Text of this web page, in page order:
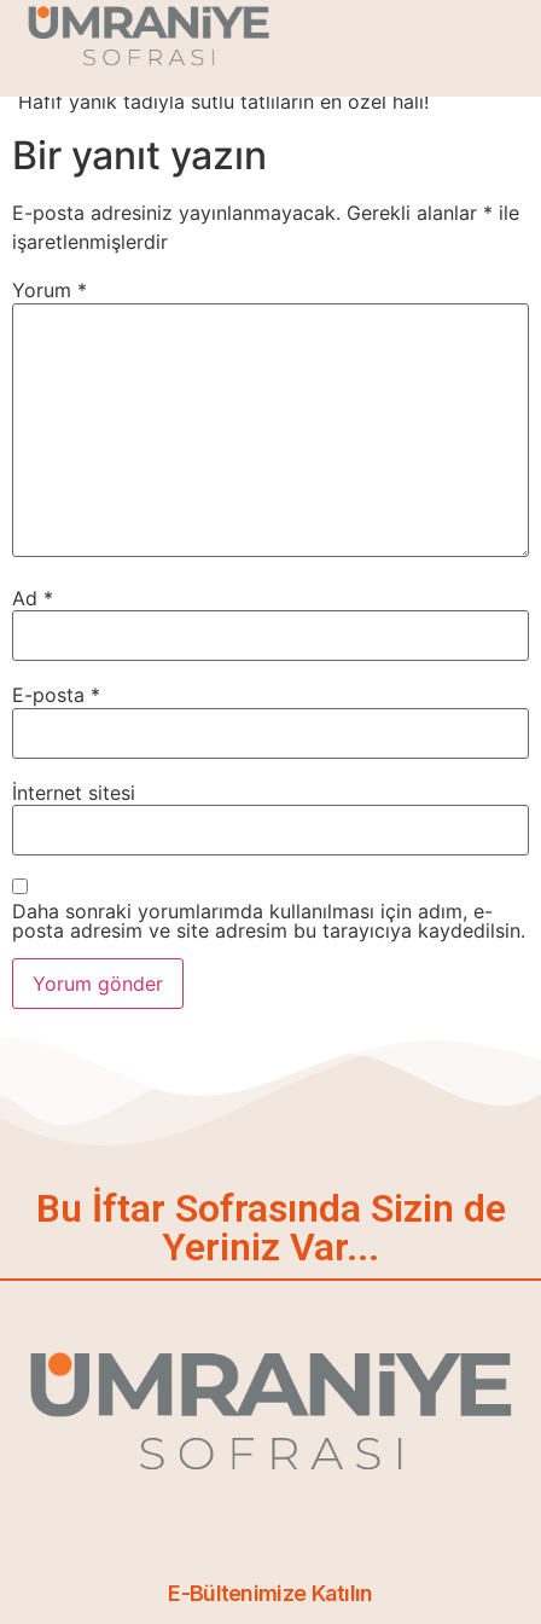
Kazandibi Adet
Hafif yanık tadıyla sütlü tatlıların en özel hali!
Bir yanıt yazın
E-posta adresiniz yayınlanmayacak. Gerekli alanlar * ile
işaretlenmişlerdir
Yorum *
Ad *
E-posta *
İnternet sitesi
Daha sonraki yorumlarımda kullanılması için adım, e-
posta adresim ve site adresim bu tarayıcıya kaydedilsin.
Bu İftar Sofrasında Sizin de
Yeriniz Var...
E-Bültenimize Katılın